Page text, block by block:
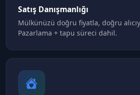
Satış Danışmanlığı
Mülkünüzü doğru fiyatla, doğru
Pazarlama + tapu süreci dahil.